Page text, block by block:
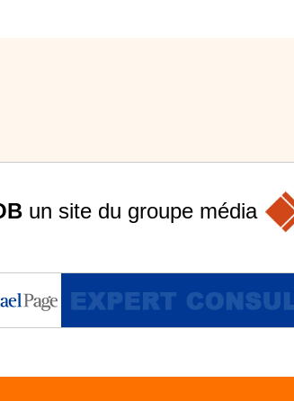
un site du groupe média